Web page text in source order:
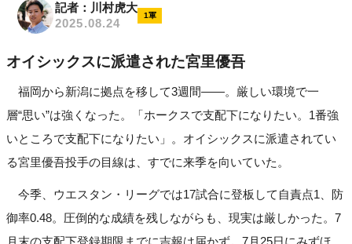
記者：川村虎大
2025.08.24
1軍
オイシックスに派遣された宮里優吾
福岡から新潟に拠点を移して3週間――。厳しい環境で一
層“思い”は強くなった。「ホークスで支配下になりたい。1番強
いところで支配下になりたい」。オイシックスに派遣されてい
る宮里優吾投手の目線は、すでに来季を向いていた。
今季、ウエスタン・リーグでは17試合に登板して自責点1、防
御率0.48。圧倒的な成績を残しながらも、現実は厳しかった。7